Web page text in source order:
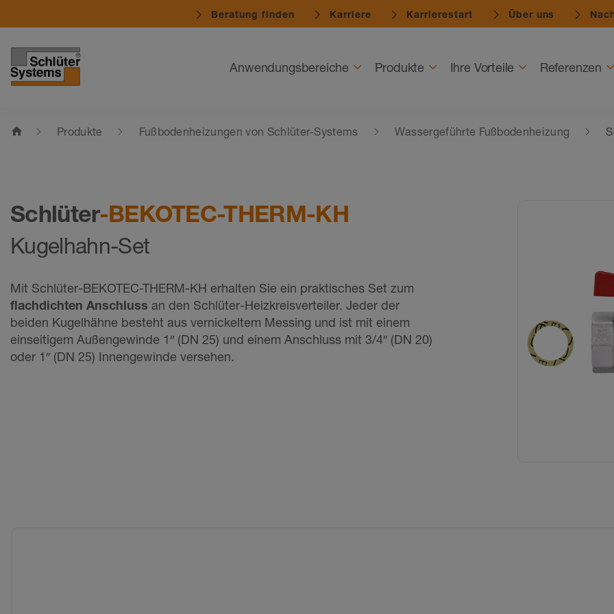
Beratung finden Karriere Karrierestart Über uns
Anwendungsbereiche Produkte Ihre Vorteile Referenzen
home Produkte Fußbodenheizungen von Schlüter-Systems Wassergeführte Fußbodenheizung
Schlüter-BEKOTEC-THERM-KH
Kugelhahn-Set
Mit Schlüter-BEKOTEC-THERM-KH erhalten Sie ein praktisches Set zum
flachdichten Anschluss an den Schlüter-Heizkreisverteiler. Jeder der
beiden Kugelhähne besteht aus vernickeltem Messing und ist mit einem
einseitigem Außengewinde 1″ (DN 25) und einem Anschluss mit 3/4″ (DN 20)
oder 1″ (DN 25) Innengewinde versehen.